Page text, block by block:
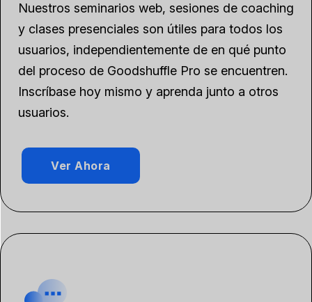
Nuestros seminarios web, sesiones de coaching
y clases presenciales son útiles para todos los
usuarios, independientemente de en qué punto
del proceso de Goodshuffle Pro se encuentren.
Inscríbase hoy mismo y aprenda junto a otros
usuarios.
Ver Ahora